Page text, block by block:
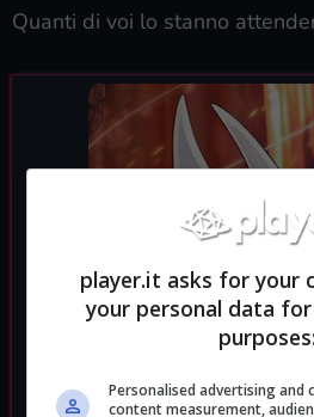
Quanti di voi lo stanno
player.it asks for your
your personal data
purposes:
Personalised advertising and
content measurement,